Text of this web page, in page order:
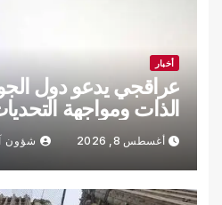
أخبار
عراقجي يدعو دول
الذات ومواجهة
أغسطس 8, 2026 شؤون